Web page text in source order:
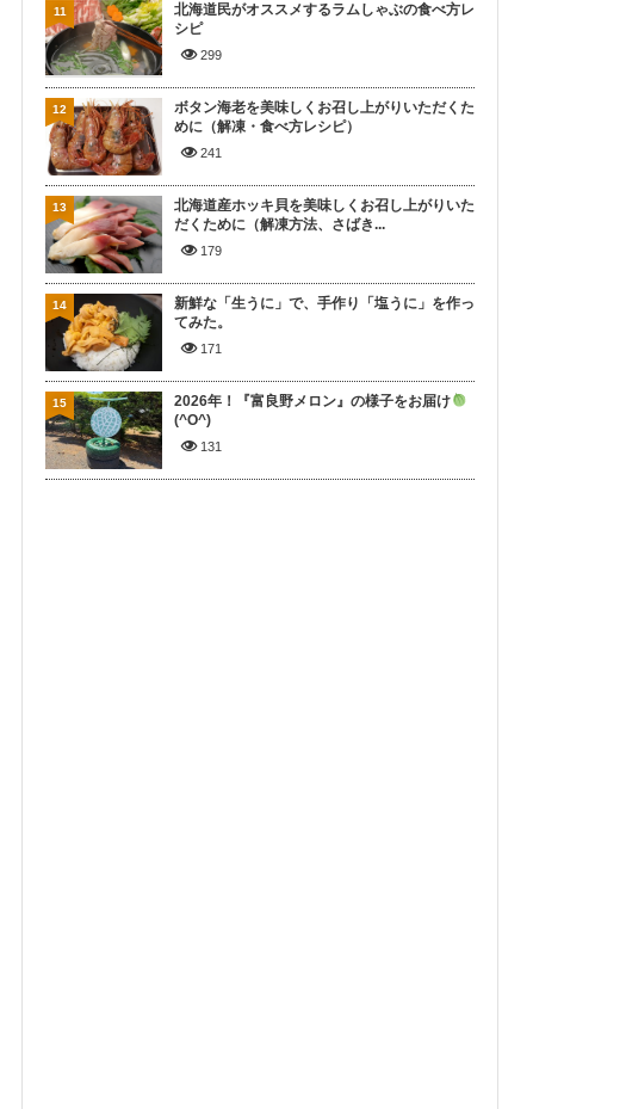
北海道民がオススメするラムしゃぶの食べ方レ
シピ
299
11
ボタン海老を美味しくお召し上がりいただくた
めに（解凍・食べ方レシピ）
241
12
北海道産ホッキ貝を美味しくお召し上がりいた
だくために（解凍方法、さばき...
179
13
新鮮な「生うに」で、手作り「塩うに」を作っ
てみた。
171
14
2026年！『富良野メロン』の様子をお届け
(^O^)
131
15